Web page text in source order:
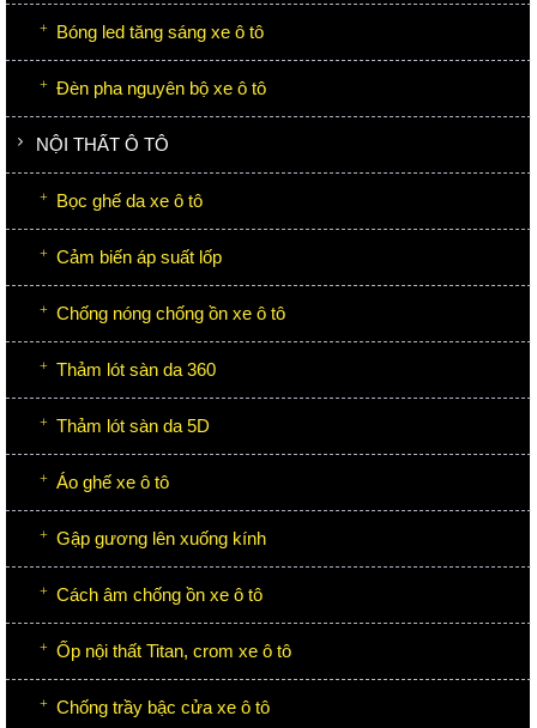
Bóng led tăng sáng xe ô tô
Đèn pha nguyên bộ xe ô tô
NỘI THẤT Ô TÔ
Bọc ghế da xe ô tô
Cảm biến áp suất lốp
Chống nóng chống ồn xe ô tô
Thảm lót sàn da 360
Thảm lót sàn da 5D
Áo ghế xe ô tô
Gập gương lên xuống kính
Cách âm chống ồn xe ô tô
Ốp nội thất Titan, crom xe ô tô
Chống trầy bậc cửa xe ô tô